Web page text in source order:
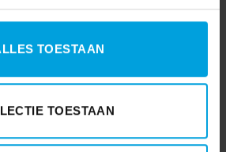
TOESTAAN
TOESTAAN